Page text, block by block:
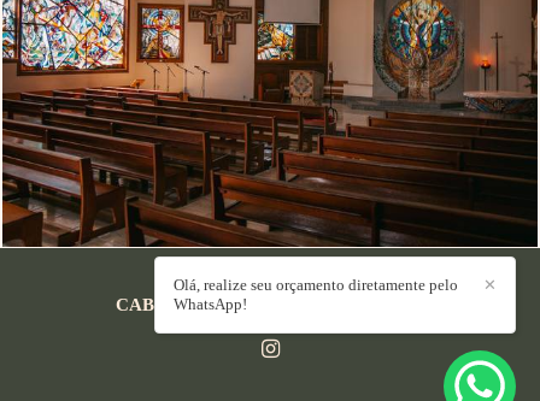
755 2
CABRAL FOTOGRAFIA
✕
Olá, realize seu orçamento diretamente pelo
WhatsApp!